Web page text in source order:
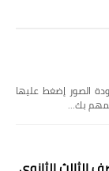
الصور إضغط عليها
بك…